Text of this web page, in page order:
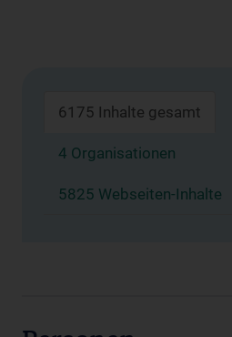
6175 Inhalte gesamt
4 Organisationen
5825 Webseiten-Inhalte